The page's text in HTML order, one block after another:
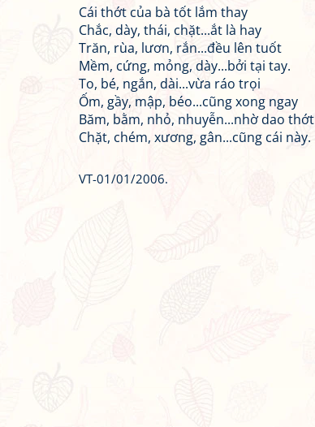
Cái thớt của bà tốt lắm thay
Chắc, dày, thái, chặt...ắt là hay
Trăn, rùa, lươn, rắn...đều lên tuốt
Mềm, cứng, mỏng, dày...bởi tại tay.
To, bé, ngắn, dài...vừa ráo trọi
Ốm, gầy, mập, béo...cũng xong ngay
Băm, bằm, nhỏ, nhuyễn...nhờ dao thớt
Chặt, chém, xương, gân...cũng cái này.
VT-01/01/2006.